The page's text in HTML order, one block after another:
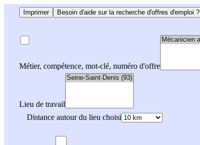
Imprimer Besoin d'aide sur la recherche d'offres d'emploi ?
Métier, compétence, mot-clé, numéro d'offre
Lieu de travail
Distance autour du lieu choisi